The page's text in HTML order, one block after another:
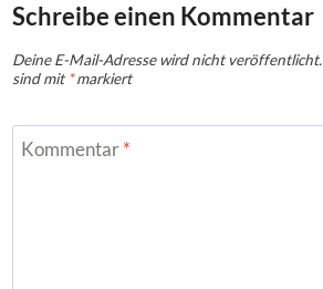
Schreibe einen Kommentar
Deine E-Mail-Adresse wird nicht veröffentlicht.
sind mit*markiert
Kommentar*